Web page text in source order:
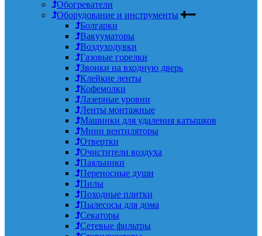
Обогреватели
Оборудование и инструменты
Болгарки
Вакууматоры
Воздуходувки
Газовые горелки
Звонки на входную дверь
Клейкие ленты
Кофемолки
Лазерные уровни
Ленты монтажные
Машинки для удаления катышков
Мини вентиляторы
Отвертки
Очистители воздуха
Паяльники
Переносные души
Пилы
Походные плитки
Пылесосы для дома
Секаторы
Сетевые фильтры